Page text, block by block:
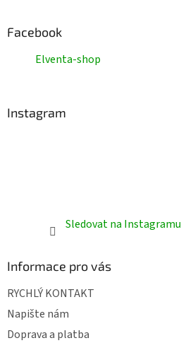
Facebook
Elventa-shop
Instagram
Sledovat na Instagramu
Informace pro vás
RYCHLÝ KONTAKT
Napište nám
Doprava a platba